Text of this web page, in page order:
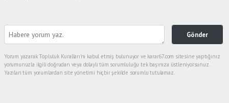
Gönder
Yorum yazarak Topluluk Kuralları’nı kabul etmiş bulunuyor ve karar67.com sitesine yaptığınız
yorumunuzla ilgili doğrudan veya dolaylı tüm sorumluluğu tek başınıza üstleniyorsunuz.
Yazılan tüm yorumlardan site yönetimi hiçbir şekilde sorumlu tutulamaz.